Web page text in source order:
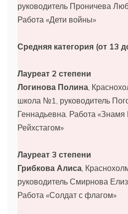
руководитель Проничева
Работа «Дети войны»
Средняя категория (от 13
Лауреат 2 степени
Логинова Полина ,
школа №1, руководитель
Геннадьевна. Работа
Рейхстагом»
Лауреат 3 степени
Грибкова Алиса ,
руководитель Смирнова
Работа «Солдат с флагом»